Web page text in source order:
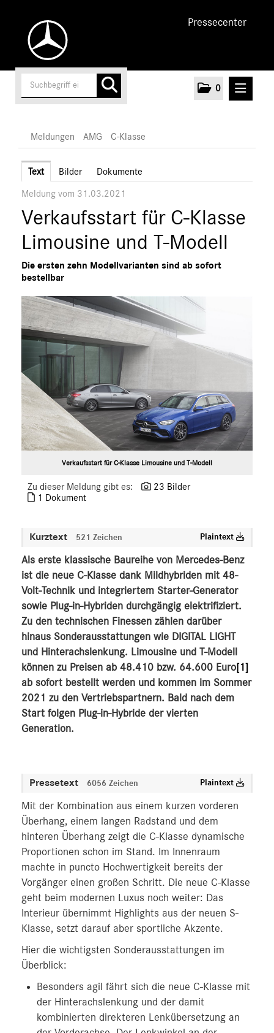
Pressecenter
0
Unternehmen
Cars
AMG
C-Klasse
E-Klasse
S-Klasse
SL
SLC
GLC
GLE
GT C
GT 4-Türer Coupé
CLA
EQ
smart
MEDIA
ÜBER UNS
ANSPRECHPARTNER
Meldungen AMG C-Klasse
Text Bilder Dokumente
Meldung vom 31.03.2021
Verkaufsstart für C-Klasse
Limousine und T-Modell
Die ersten zehn Modellvarianten sind ab sofort
bestellbar
Verkaufsstart für C-Klasse Limousine und T-Modell
Zu dieser Meldung gibt es:
23 Bilder
1 Dokument
Kurztext 521 Zeichen Plaintext
Als erste klassische Baureihe von Mercedes-Benz
ist die neue C-Klasse dank Mildhybriden mit 48-
Volt-Technik und integriertem Starter-Generator
sowie Plug-in-Hybriden durchgängig elektrifiziert.
Zu den technischen Finessen zählen darüber
hinaus Sonderausstattungen wie DIGITAL LIGHT
und Hinterachslenkung. Limousine und T-Modell
können zu Preisen ab 48.410 bzw. 64.600 Euro[1]
ab sofort bestellt werden und kommen im Sommer
2021 zu den Vertriebspartnern. Bald nach dem
Start folgen Plug-in-Hybride der vierten
Generation.
Pressetext 6056 Zeichen Plaintext
Mit der Kombination aus einem kurzen vorderen
Überhang, einem langen Radstand und dem
hinteren Überhang zeigt die C-Klasse dynamische
Proportionen schon im Stand. Im Innenraum
machte in puncto Hochwertigkeit bereits der
Vorgänger einen großen Schritt. Die neue C-Klasse
geht beim modernen Luxus noch weiter: Das
Interieur übernimmt Highlights aus der neuen S-
Klasse, setzt darauf aber sportliche Akzente.
Hier die wichtigsten Sonderausstattungen im
Überblick:
Besonders agil fährt sich die neue C-Klasse mit
der Hinterachslenkung und der damit
kombinierten direkteren Lenkübersetzung an